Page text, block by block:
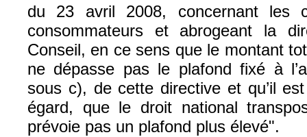
du 23 avril 2008, concernant les
consommateurs et abrogeant la
Conseil, en ce sens que le montant
ne dépasse pas le plafond fixé à
sous c), de cette directive et qu’il
égard, que le droit national
prévoie pas un plafond plus élevé".